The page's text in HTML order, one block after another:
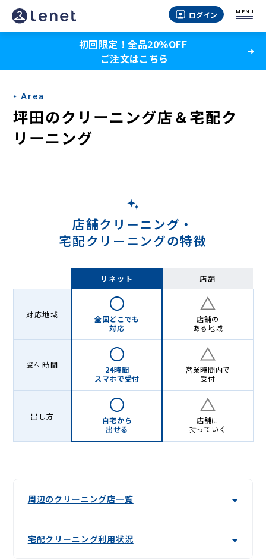
坪
田
宅
配
ク
Lenet〈リ
ネ
ログイン MENU
初回限定！全品20％OFF
ご注文はこちら
Area
坪田のクリーニング店＆宅配ク
リーニング
店舗クリーニング・
宅配クリーニングの特徴
リネット 店舗
対応地域
全国どこでも
対応
店舗の
ある地域
受付時間
24時間
スマホで受付
営業時間内で
受付
出し方
自宅から
出せる
店舗に
持っていく
周辺のクリーニング店一覧
宅配クリーニング利用状況